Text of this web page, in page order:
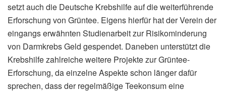
setzt auch die Deutsche Krebshilfe auf die weiterführende
Erforschung von Grüntee. Eigens hierfür hat der Verein der
eingangs erwähnten Studienarbeit zur Risikominderung
von Darmkrebs Geld gespendet. Daneben unterstützt die
Krebshilfe zahlreiche weitere Projekte zur Grüntee-
Erforschung, da einzelne Aspekte schon länger dafür
sprechen, dass der regelmäßige Teekonsum eine